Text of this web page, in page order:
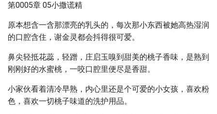
第0005章 05小撒谎精
原本想含一含那漂亮的乳头的，每次那小东西被她高热湿润
的口腔含住，谢金灵都会抖得很可爱。
鼻尖轻抵花蕊，轻蹭，庄启玉嗅到甜美的桃子香味，是熟到
刚刚好的水蜜桃，一咬口腔里便尽是香甜。
小家伙看着清冷早熟，内心里还是个可爱的小女孩，喜欢粉
色，喜欢一切桃子味道的洗护用品。